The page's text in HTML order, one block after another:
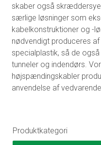
skaber også
særlige løsninger som
kabelkonstruktioner og -
nødvendigt produceres
specialplastik, så de
tunneler og indendørs.
højspændingskabler
anvendelse af
Produktkategori